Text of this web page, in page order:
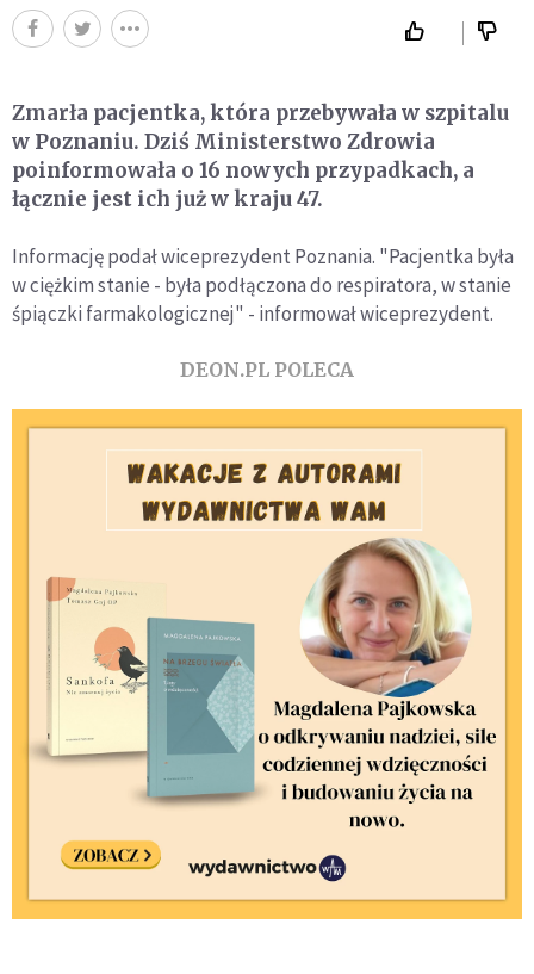
Zmarła pacjentka, która przebywała w szpitalu
w Poznaniu. Dziś Ministerstwo Zdrowia
poinformowała o 16 nowych przypadkach, a
łącznie jest ich już w kraju 47.
Informację podał wiceprezydent Poznania. "Pacjentka była
w ciężkim stanie - była podłączona do respiratora, w stanie
śpiączki farmakologicznej" - informował wiceprezydent.
DEON.PL POLECA